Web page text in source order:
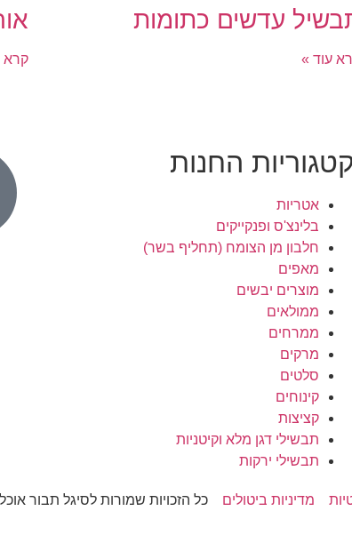
עדשים כתומות
עוד » קרא
קטגוריות החנות
אטריות
בלינצ'ס ופנקייקים
חלבון מן הצומח (תחליף בשר)
מאפים
מוצרים יבשים
ממולאים
ממרחים
מרקים
סלטים
קינוחים
קציצות
תבשילי דגן מלא וקיטניות
תבשילי ירקות
מדיניות ביטולים כל הזכויות שמורות לסיגל תבור אוכל